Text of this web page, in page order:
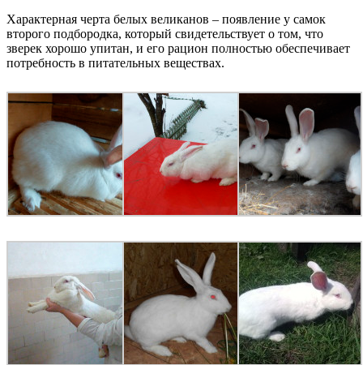
Характерная черта белых великанов – появление у самок
второго подбородка, который свидетельствует о том, что
зверек хорошо упитан, и его рацион полностью обеспечивает
потребность в питательных веществах.